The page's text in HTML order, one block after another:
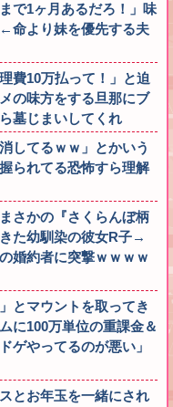
で1ヶ月あるだろ！」味
命より妹を優先する夫
費10万払って！」と迫
の味方をする旦那にブ
墓じまいしてくれ
してるｗｗ」とかいう
られてる恐怖すら理解
さかの『さくらんぼ柄
た幼馴染の彼女R子→
婚約者に突撃ｗｗｗｗ
とマウントを取ってき
に100万単位の重課金＆
ゲやってるのが悪い」
とお年玉を一緒にされ